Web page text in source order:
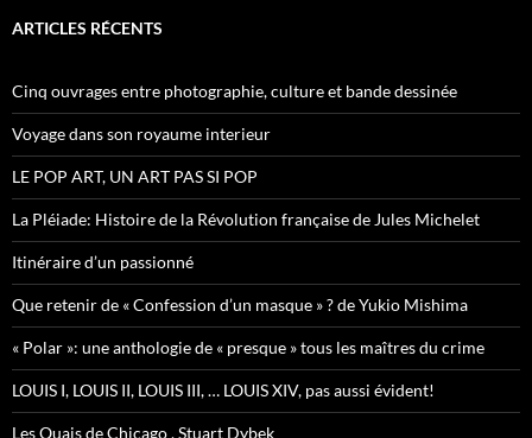
e
h
e
r
:
ARTICLES RÉCENTS
Cinq ouvrages entre photographie, culture et bande dessinée
Voyage dans son royaume interieur
LE POP ART, UN ART PAS SI POP
La Pléiade: Histoire de la Révolution française de Jules Michelet
Itinéraire d’un passionné
Que retenir de « Confession d’un masque » ? de Yukio Mishima
« Polar »: une anthologie de « presque » tous les maîtres du crime
LOUIS I, LOUIS II, LOUIS III, … LOUIS XIV, pas aussi évident!
Les Quais de Chicago , Stuart Dybek